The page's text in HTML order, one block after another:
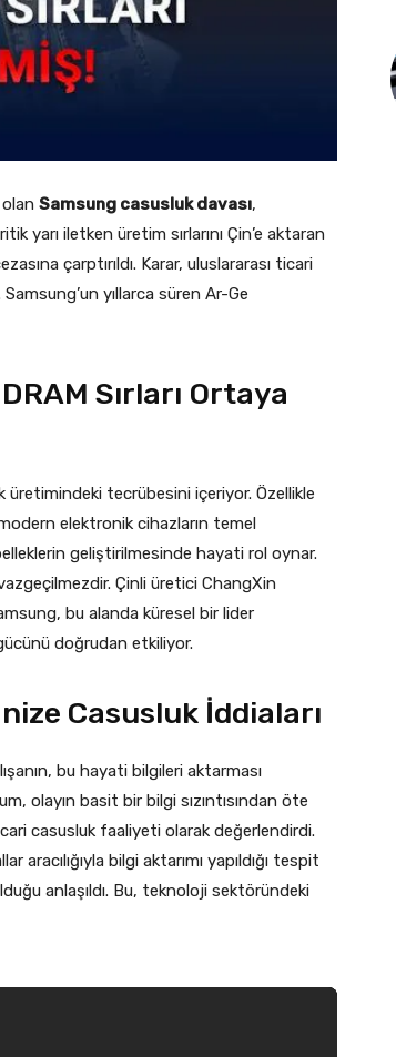
Samsung casusluk davası,
yarı iletken üretim sırlarını Çin’e aktaran
çarptırıldı. Karar, uluslararası ticari
yıllarca süren Ar-Ge
Sırları Ortaya
üretimindeki tecrübesini içeriyor. Özellikle
elektronik cihazların temel
geliştirilmesinde hayati rol oynar.
Çinli üretici ChangXin
bu alanda küresel bir lider
doğrudan etkiliyor.
Casusluk İddiaları
bu hayati bilgileri aktarması
olayın basit bir bilgi sızıntısından öte
casusluk faaliyeti olarak değerlendirdi.
bilgi aktarımı yapıldığı tespit
anlaşıldı. Bu, teknoloji sektöründeki